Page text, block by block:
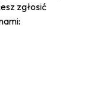
zgłosić